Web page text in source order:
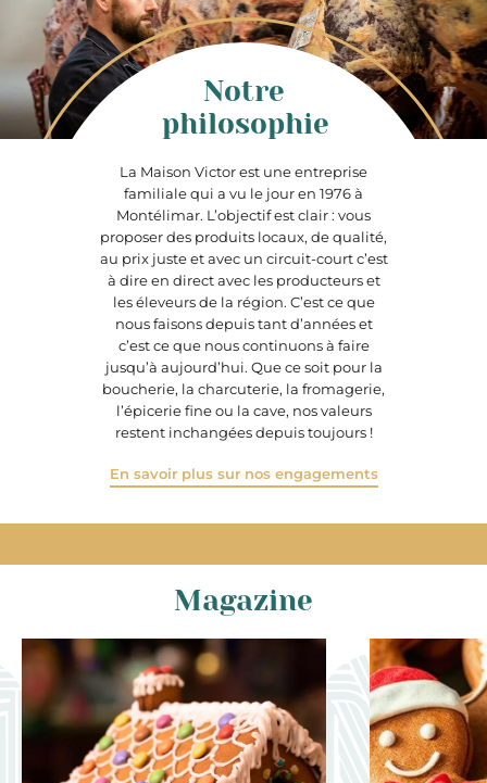
La Maison Victor est une entreprise
familiale qui a vu le jour en 1976 à
Montélimar. L’objectif est clair : vous
proposer des produits locaux, de qualité,
au prix juste et avec un circuit-court c’est
à dire en direct avec les producteurs et
les éleveurs de la région. C’est ce que
nous faisons depuis tant d’années et
c’est ce que nous continuons à faire
jusqu’à aujourd’hui. Que ce soit pour la
boucherie, la charcuterie, la fromagerie,
l’épicerie fine ou la cave, nos valeurs
restent inchangées depuis toujours !
En savoir plus sur nos engagements
Notre
philosophie
Magazine